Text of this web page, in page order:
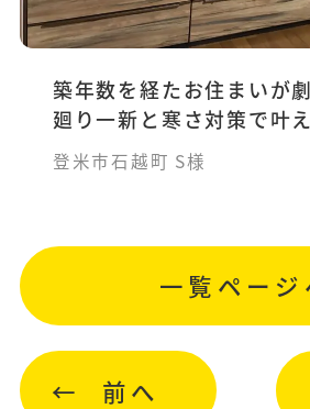
築年数を経たお住まいが
廻り一新と寒さ対策で叶
登米市石越町 S様
前へ
一覧ページ